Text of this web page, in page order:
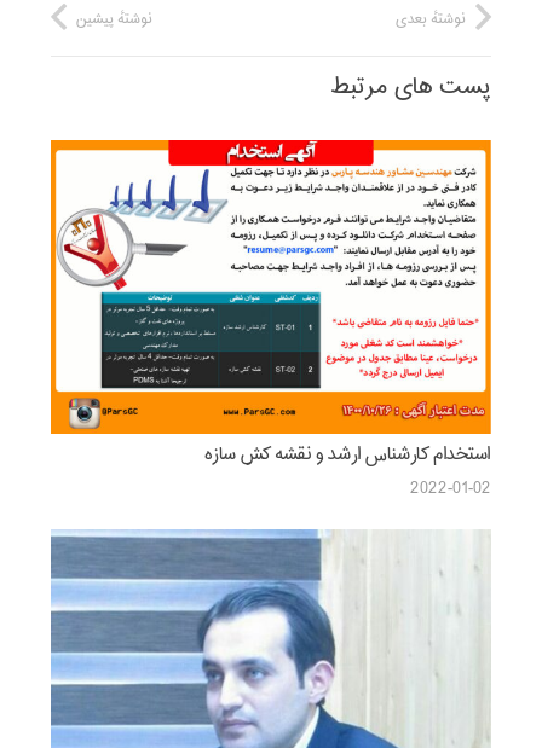
نوشتهٔ پیشین نوشتهٔ بعدی
پست های مرتبط
استخدام کارشناس ارشد و نقشه کش سازه
2022-01-02